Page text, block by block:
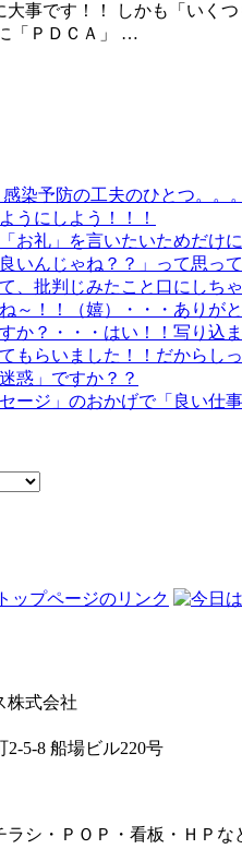
大事です！！ しかも「いく
「ＰＤＣＡ」 …
染予防の工夫のひとつ。。。
うにしよう！！！
お礼」を言いたいためだけに
いんじゃね？？」って思っ
、批判じみたこと口にしち
～！！（嬉）・・・ありが
か？・・・はい！！写り込
もらいました！！だからし
惑」ですか？？
ージ」のおかげで「良い仕
株式会社
2-5-8 船場ビル220号
シ・ＰＯＰ・看板・ＨＰ